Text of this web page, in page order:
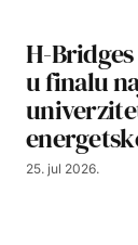
H-
u finalu
25. jul 2026.